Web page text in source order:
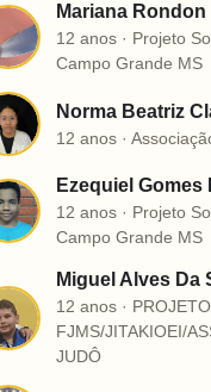
Mariana
12 anos · Projeto
Campo Grande MS
Norma Beatriz
12 anos ·
E
Ezequiel Gomes
12 anos · Projeto
Campo Grande MS
Miguel Alves Da
12 anos ·
FJMS/JITAKIOEI/
JUDÔ